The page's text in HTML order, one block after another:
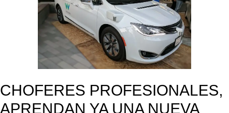
CHOFERES PROFESIONALES,
APRENDAN YA UNA NUEVA